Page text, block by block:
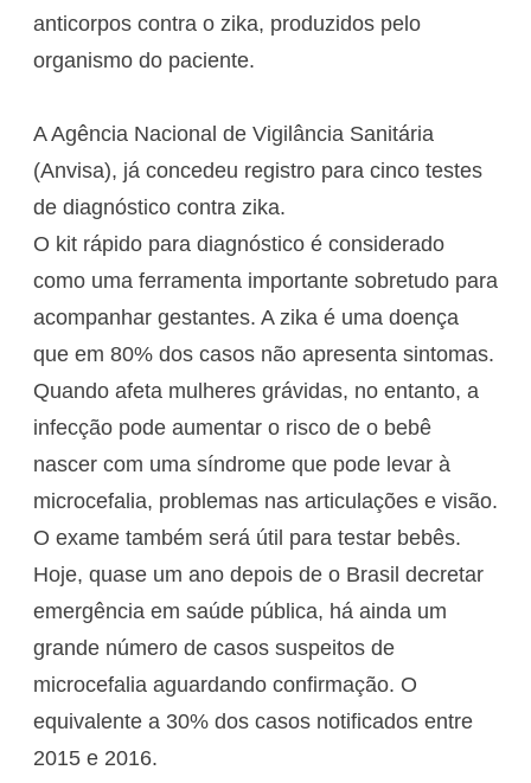
anticorpos contra o zika, produzidos pelo
organismo do paciente.
A Agência Nacional de Vigilância Sanitária
(Anvisa), já concedeu registro para cinco testes
de diagnóstico contra zika.
O kit rápido para diagnóstico é considerado
como uma ferramenta importante sobretudo para
acompanhar gestantes. A zika é uma doença
que em 80% dos casos não apresenta sintomas.
Quando afeta mulheres grávidas, no entanto, a
infecção pode aumentar o risco de o bebê
nascer com uma síndrome que pode levar à
microcefalia, problemas nas articulações e visão.
O exame também será útil para testar bebês.
Hoje, quase um ano depois de o Brasil decretar
emergência em saúde pública, há ainda um
grande número de casos suspeitos de
microcefalia aguardando confirmação. O
equivalente a 30% dos casos notificados entre
2015 e 2016.